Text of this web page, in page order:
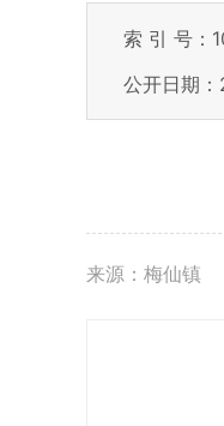
索 引 号：
公开日期
来源：梅仙镇